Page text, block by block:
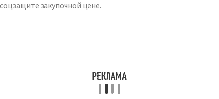
соцзащите закупочной цене.